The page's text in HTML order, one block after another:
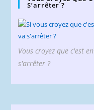
S’arrêter ?
Vous croyez que c'est
s'arrêter ?